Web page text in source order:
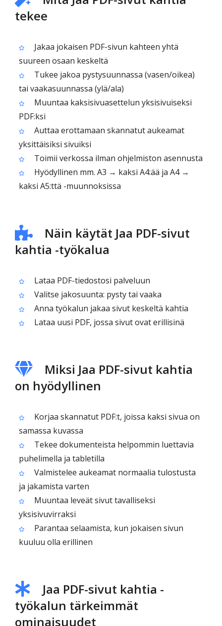
tekee
Jakaa jokaisen PDF-sivun kahteen yhtä
suureen osaan keskeltä
Tukee jakoa pystysuunnassa (vasen/oikea)
tai vaakasuunnassa (ylä/ala)
Muuntaa kaksisivuasettelun yksisivuiseksi
PDF:ksi
Auttaa erottamaan skannatut aukeamat
yksittäisiksi sivuiksi
Toimii verkossa ilman ohjelmiston asennusta
Hyödyllinen mm. A3 → kaksi A4:ää ja A4 →
kaksi A5:ttä -muunnoksissa
Näin käytät Jaa PDF-sivut
kahtia -työkalua
Lataa PDF-tiedostosi palveluun
Valitse jakosuunta: pysty tai vaaka
Anna työkalun jakaa sivut keskeltä kahtia
Lataa uusi PDF, jossa sivut ovat erillisinä
Miksi Jaa PDF-sivut kahtia
on hyödyllinen
Korjaa skannatut PDF:t, joissa kaksi sivua on
samassa kuvassa
Tekee dokumenteista helpommin luettavia
puhelimella ja tabletilla
Valmistelee aukeamat normaalia tulostusta
ja jakamista varten
Muuntaa leveät sivut tavalliseksi
yksisivuvirraksi
Parantaa selaamista, kun jokaisen sivun
kuuluu olla erillinen
Jaa PDF-sivut kahtia -
työkalun tärkeimmät
ominaisuudet